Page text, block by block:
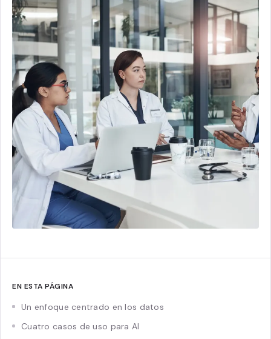
EN ESTA PÁGINA
Un enfoque centrado en los datos
Cuatro casos de uso para AI